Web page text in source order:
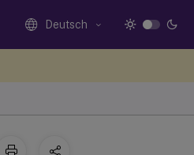
Deutsch